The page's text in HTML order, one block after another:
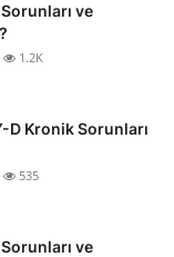
ve
1.2K
D Kronik Sorunları
535
ve